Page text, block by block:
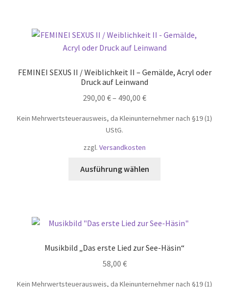
FEMINEI SEXUS II / Weiblichkeit II – Gemälde, Acryl oder
Druck auf Leinwand
290,00 €– 490,00 €
Kein Mehrwertsteuerausweis, da Kleinunternehmer nach §19 (1)
UStG.
zzgl. Versandkosten
Ausführung wählen
auf.
Optionen
Musikbild „Das erste Lied zur See-Häsin“
58,00 €
Kein Mehrwertsteuerausweis, da Kleinunternehmer nach §19 (1)